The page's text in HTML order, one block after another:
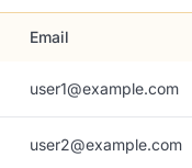
Email
user1@example.com
user2@example.com